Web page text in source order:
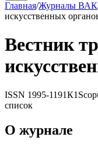
Главная/Журналы ВАК
искусственныx
Вестник
ISSN 1995-1191К1
список
О журнале